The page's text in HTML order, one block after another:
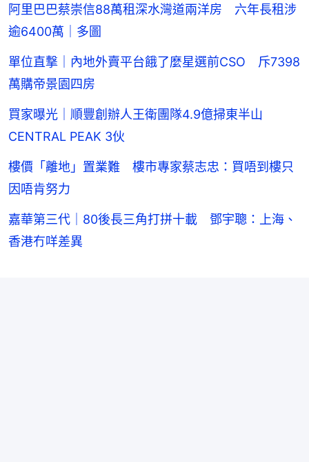
阿里巴巴蔡崇信88萬租深水灣道兩洋房 六年長租涉
逾6400萬｜多圖
單位直撃｜內地外賣平台餓了麼星選前CSO 斥7398
萬購帝景園四房
買家曝光｜順豐創辦人王衛團隊4.9億掃東半山
CENTRAL PEAK 3伙
樓價「離地」置業難 樓市專家蔡志忠：買唔到樓只
因唔肯努力
嘉華第三代｜80後長三角打拼十載 鄧宇聰：上海、
香港冇咩差異